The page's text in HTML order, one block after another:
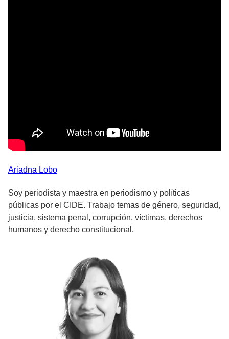
Ariadna Lobo
Soy periodista y maestra en periodismo y políticas
públicas por el CIDE. Trabajo temas de género, seguridad,
justicia, sistema penal, corrupción, víctimas, derechos
humanos y derecho constitucional.